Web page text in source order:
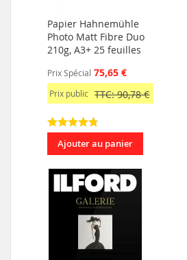
Papier Hahnemühle
Photo Matt Fibre Duo
210g, A3+ 25 feuilles
Prix Spécial 75,65 €
Prix public TTC: 90,78 €
Ajouter au panier